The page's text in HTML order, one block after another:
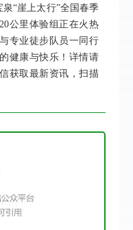
“崖上太行”全国春季
公里体验组正在火热
专业徒步队员一同行
健康与快乐！详情请
获取最新资讯，扫描